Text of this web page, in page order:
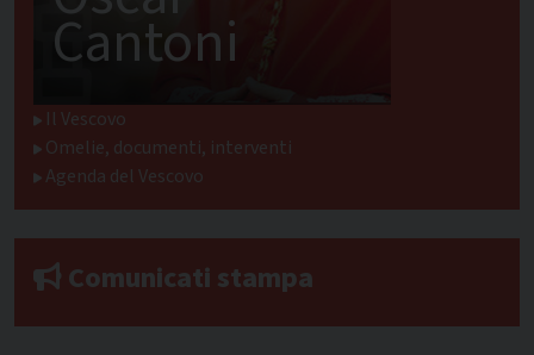
Cantoni
Il Vescovo
Omelie, documenti, interventi
Agenda del Vescovo
Comunicati stampa